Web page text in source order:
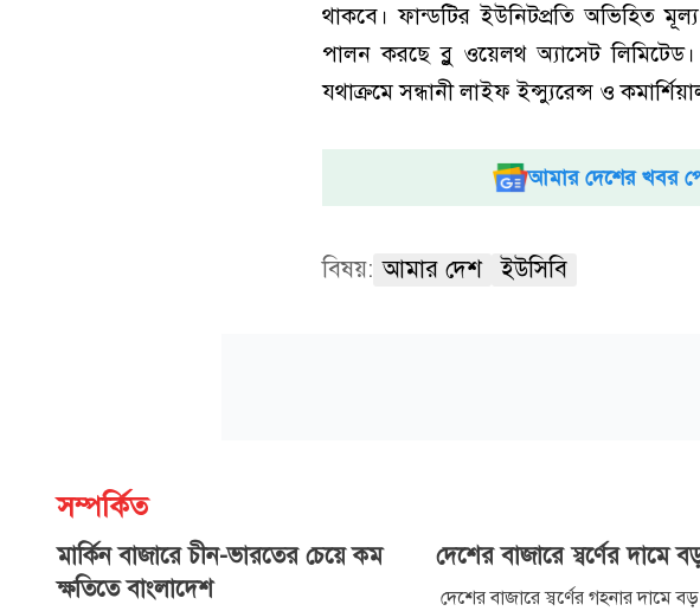
থাকবে। ফান্ডটির ইউনিটপ্রতি অভিহিত
পালন করছে ব্লু ওয়েলথ অ্যাসেট লিমিটেড।
যথাক্রমে সন্ধানী লাইফ ইন্স্যুরেন্স ও
আমার দেশের খবর
বিষয়: আমার দেশ ইউসিবি
সম্পর্কিত
মার্কিন বাজারে চীন-ভারতের চেয়ে কম
ক্ষতিতে বাংলাদেশ
দেশের বাজারে স্বর্ণের দামে
দেশের বাজারে স্বর্ণের গহনার দামে